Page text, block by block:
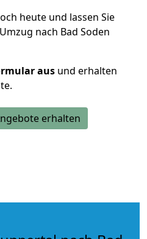
heute und lassen Sie
nach Bad Soden
aus und erhalten
erhalten